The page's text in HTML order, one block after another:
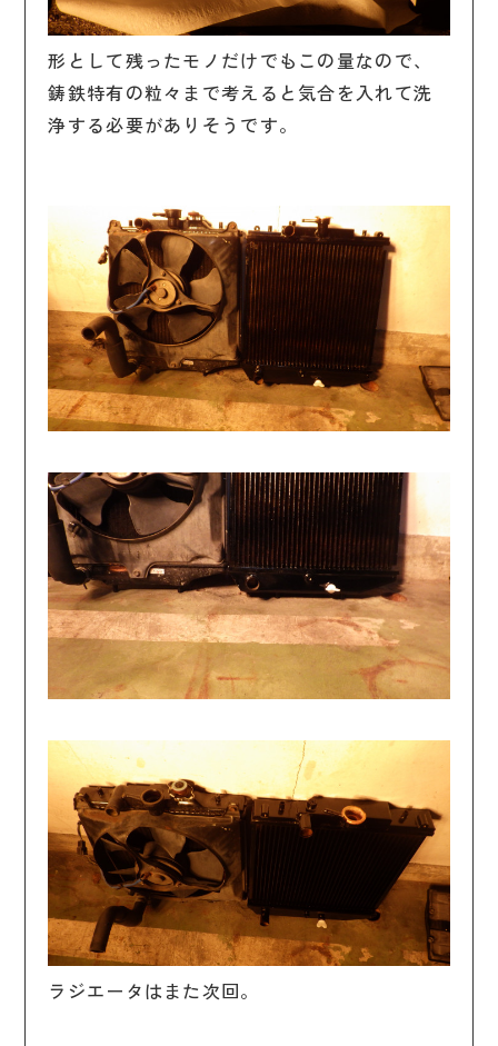
形として残ったモノだけでもこの量なので、
鋳鉄特有の粒々まで考えると気合を入れて洗
浄する必要がありそうです。
ラジエータはまた次回。